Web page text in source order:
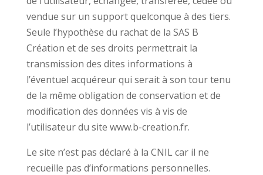
vendue sur un support quelconque à des tiers.
Seule l’hypothèse du rachat de la SAS B
Création et de ses droits permettrait la
transmission des dites informations à
l’éventuel acquéreur qui serait à son tour tenu
de la même obligation de conservation et de
modification des données vis à vis de
l’utilisateur du site www.b-creation.fr.
Le site n’est pas déclaré à la CNIL car il ne
recueille pas d’informations personnelles.